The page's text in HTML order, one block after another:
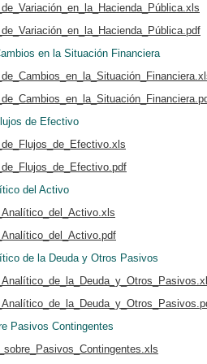
en la Situación Financiera
de Efectivo
del Activo
de la Deuda y Otros Pasivos
Pasivos Contingentes